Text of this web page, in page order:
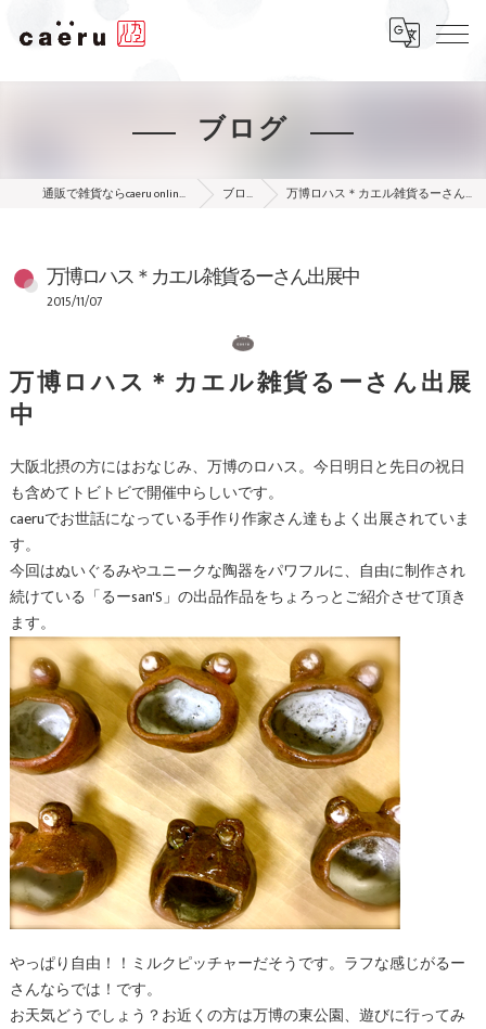
ブログ
通販で雑貨ならcaeru online shop ブログ 万博ロハス＊カエル雑貨るーさん出展中
万博ロハス＊カエル雑貨るーさん出展中
2015/11/07
万博ロハス＊カエル雑貨るーさん出展
中
大阪北摂の方にはおなじみ、万博のロハス。今日明日と先日の祝日
も含めてトビトビで開催中らしいです。
caeruでお世話になっている手作り作家さん達もよく出展されていま
す。
今回はぬいぐるみやユニークな陶器をパワフルに、自由に制作され
続けている「るーsan'S」の出品作品をちょろっとご紹介させて頂き
ます。
やっぱり自由！！ミルクピッチャーだそうです。ラフな感じがるー
さんならでは！です。
お天気どうでしょう？お近くの方は万博の東公園、遊びに行ってみ